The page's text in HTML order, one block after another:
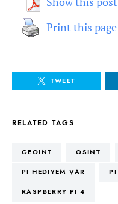
Print this page
TWEET
RELATED TAGS
GEOINT OSINT
PI HEDIYEM VAR PI
RASPBERRY PI 4